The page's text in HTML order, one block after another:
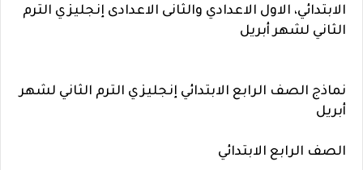
الابتدائي، الاول الاعدادي والثانى الاعدادى إنجليزي الترم
الثاني لشهر أبريل
نماذج الصف الرابع الابتدائي إنجليزي الترم الثاني لشهر
أبريل
الصف الرابع الابتدائي